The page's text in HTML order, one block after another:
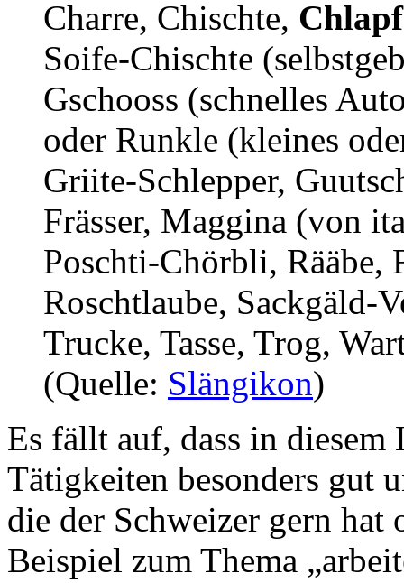
Charre, Chischte, Chlapf
Soife-Chischte
Gschooss (schnelles
oder Runkle (kleines
Griite-Schlepper,
Frässer, Maggina (von
Poschti-Chörbli, Rääbe,
Roschtlaube, Sackgäld-
Trucke, Tasse, Trog,
(Quelle: Slängikon)
Es fällt auf, dass in
Tätigkeiten besonders gut
die der Schweizer gern
Beispiel zum Thema